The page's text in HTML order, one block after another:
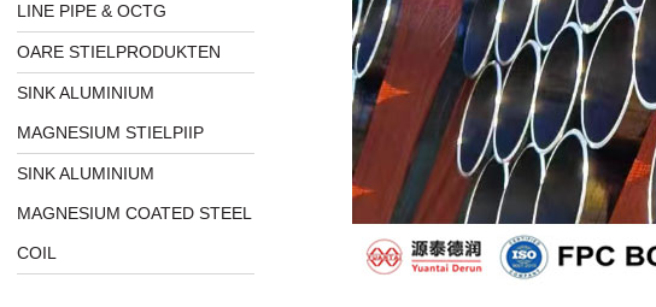
LINE PIPE & OCTG
OARE STIELPRODUKTEN
SINK ALUMINIUM
MAGNESIUM STIELPIIP
SINK ALUMINIUM
MAGNESIUM COATED STEEL
COIL